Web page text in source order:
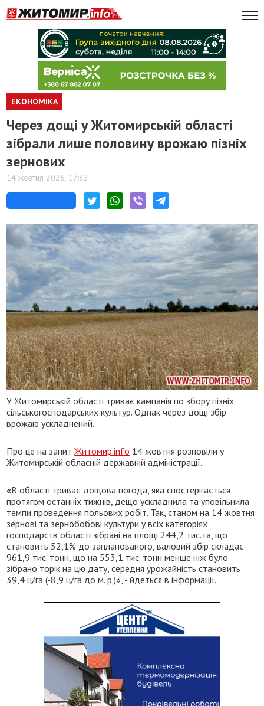
ЕКОНОМІКА
Через дощі у Житомирській області
зібрали лише половину врожаю пізніх
зернових
14 жовтня 2025, 17:32
У Житомирській області триває кампанія по збору пізніх
сільськогосподарських культур. Однак через дощі збір
врожаю ускладнений.
Про це на запитЖитомир.info 14 жовтня розповіли у
Житомирській обласній державній адміністрації.
«В області триває дощова погода, яка спостерігається
протягом останніх тижнів, дещо ускладнила та уповільнила
темпи проведення польових робіт. Так, станом на 14 жовтня
зернові та зернобобові культури у всіх категоріях
господарств області зібрані на площі 244,2 тис. га, що
становить 52,1% до запланованого, валовий збір складає
961,9 тис. тонн, що на 553,1 тис. тонн менше ніж було
зібрано торік на цю дату, середня урожайність становить
39,4 ц/га (-8,9 ц/га до м. р.)», - йдеться в інформації.